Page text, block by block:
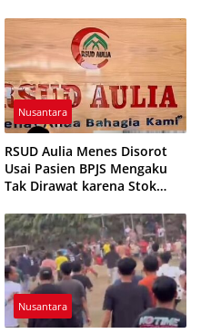
Generasi Muda
Nusantara
RSUD Aulia Menes Disorot
Usai Pasien BPJS Mengaku
Tak Dirawat karena Stok
Nusantara